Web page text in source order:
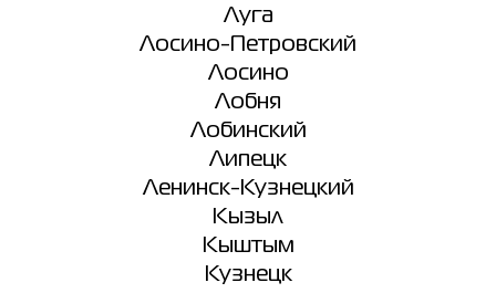
Луга
Лосино-Петровский
Лосино
Лобня
Лобинский
Липецк
Ленинск-Кузнецкий
Кызыл
Кыштым
Кузнецк